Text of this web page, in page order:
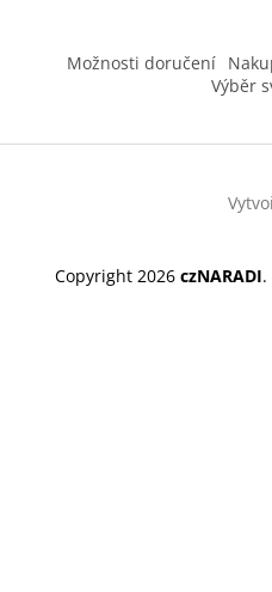
Možnosti doručení
Výběr
Copyright 2026 czNARADI.